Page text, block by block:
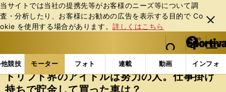
当サイトでは当社の提携先等がお客様のニーズ等について調
査・分析したり、お客様にお勧めの広告を表⽰する⽬的で Co
okie を使⽤する場合があります。詳しくはこちら
閉じ
る
web Sportiva (webスポルティーバ)
検索
マイペ
ー
ジ
メニュ
競技 モーター フォト 連載 動画 インフォ
b
ス
ポ
ル
モーターの記事一覧 モーター その他 ドリフト
ドリフト界のアイドルは努力の人。仕事掛け
持ちで貯金して買った車は？